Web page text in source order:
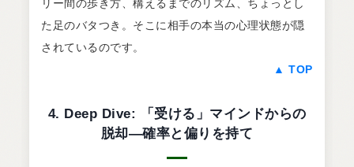
リー間の歩き方、構えるまでのリズム、ちょっとし
た足のバタつき。そこに相手の本当の心理状態が隠
されているのです。
▲ TOP
4. Deep Dive: 「受ける」マインドからの
脱却―確率と偏りを持て